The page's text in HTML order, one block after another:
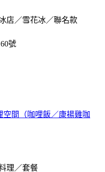
店／雪花冰／聯名款
號
間（咖哩飯／康揚雞咖
理／套餐